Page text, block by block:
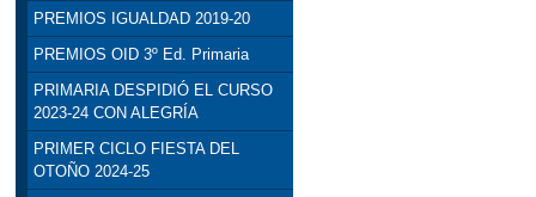
PREMIOS IGUALDAD 2019-20
PREMIOS OID 3º Ed. Primaria
PRIMARIA DESPIDIÓ EL CURSO
2023-24 CON ALEGRÍA
PRIMER CICLO FIESTA DEL
OTOÑO 2024-25